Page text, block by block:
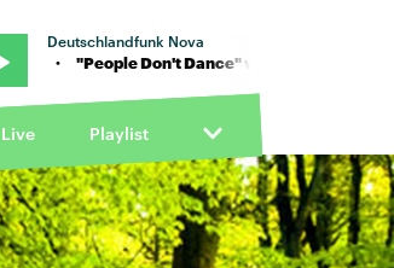
Deutschlandfunk Nova
Don't Dance" von RDGLDGRN · "People
Live Playlist